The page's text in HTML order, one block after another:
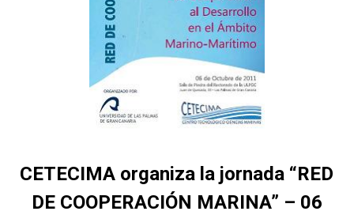
CETECIMA organiza la jornada “RED
DE COOPERACIÓN MARINA” – 06